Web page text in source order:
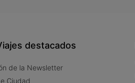
destacados
de la Newsletter
Ciudad